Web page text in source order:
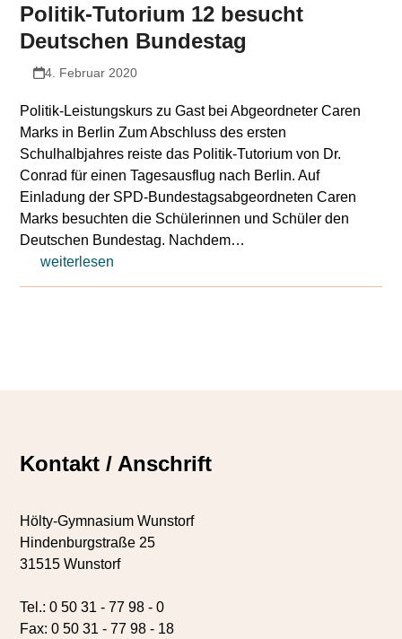
Politik-Tutorium 12 besucht
Deutschen Bundestag
4. Februar 2020
Politik-Leistungskurs zu Gast bei Abgeordneter Caren
Marks in Berlin Zum Abschluss des ersten
Schulhalbjahres reiste das Politik-Tutorium von Dr.
Conrad für einen Tagesausflug nach Berlin. Auf
Einladung der SPD-Bundestagsabgeordneten Caren
Marks besuchten die Schülerinnen und Schüler den
Deutschen Bundestag. Nachdem…
weiterlesen
Kontakt / Anschrift
Hölty-Gymnasium Wunstorf
Hindenburgstraße 25
31515 Wunstorf
Tel.: 0 50 31 - 77 98 - 0
Fax: 0 50 31 - 77 98 - 18